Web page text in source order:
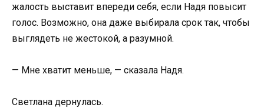
жалость выставит впереди себя, если Надя повысит
голос. Возможно, она даже выбирала срок так, чтобы
выглядеть не жестокой, а разумной.
— Мне хватит меньше, — сказала Надя.
Светлана дернулась.